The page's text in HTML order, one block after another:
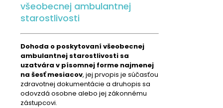
všeobecnej ambulantnej
starostlivosti
Dohoda o poskytovaní všeobecnej
ambulantnej starostlivosti sa
uzatvára v písomnej forme najmenej
na šesť mesiacov, jej prvopis je súčasťou
zdravotnej dokumentácie a druhopis sa
odovzdá osobne alebo jej zákonnému
zástupcovi.